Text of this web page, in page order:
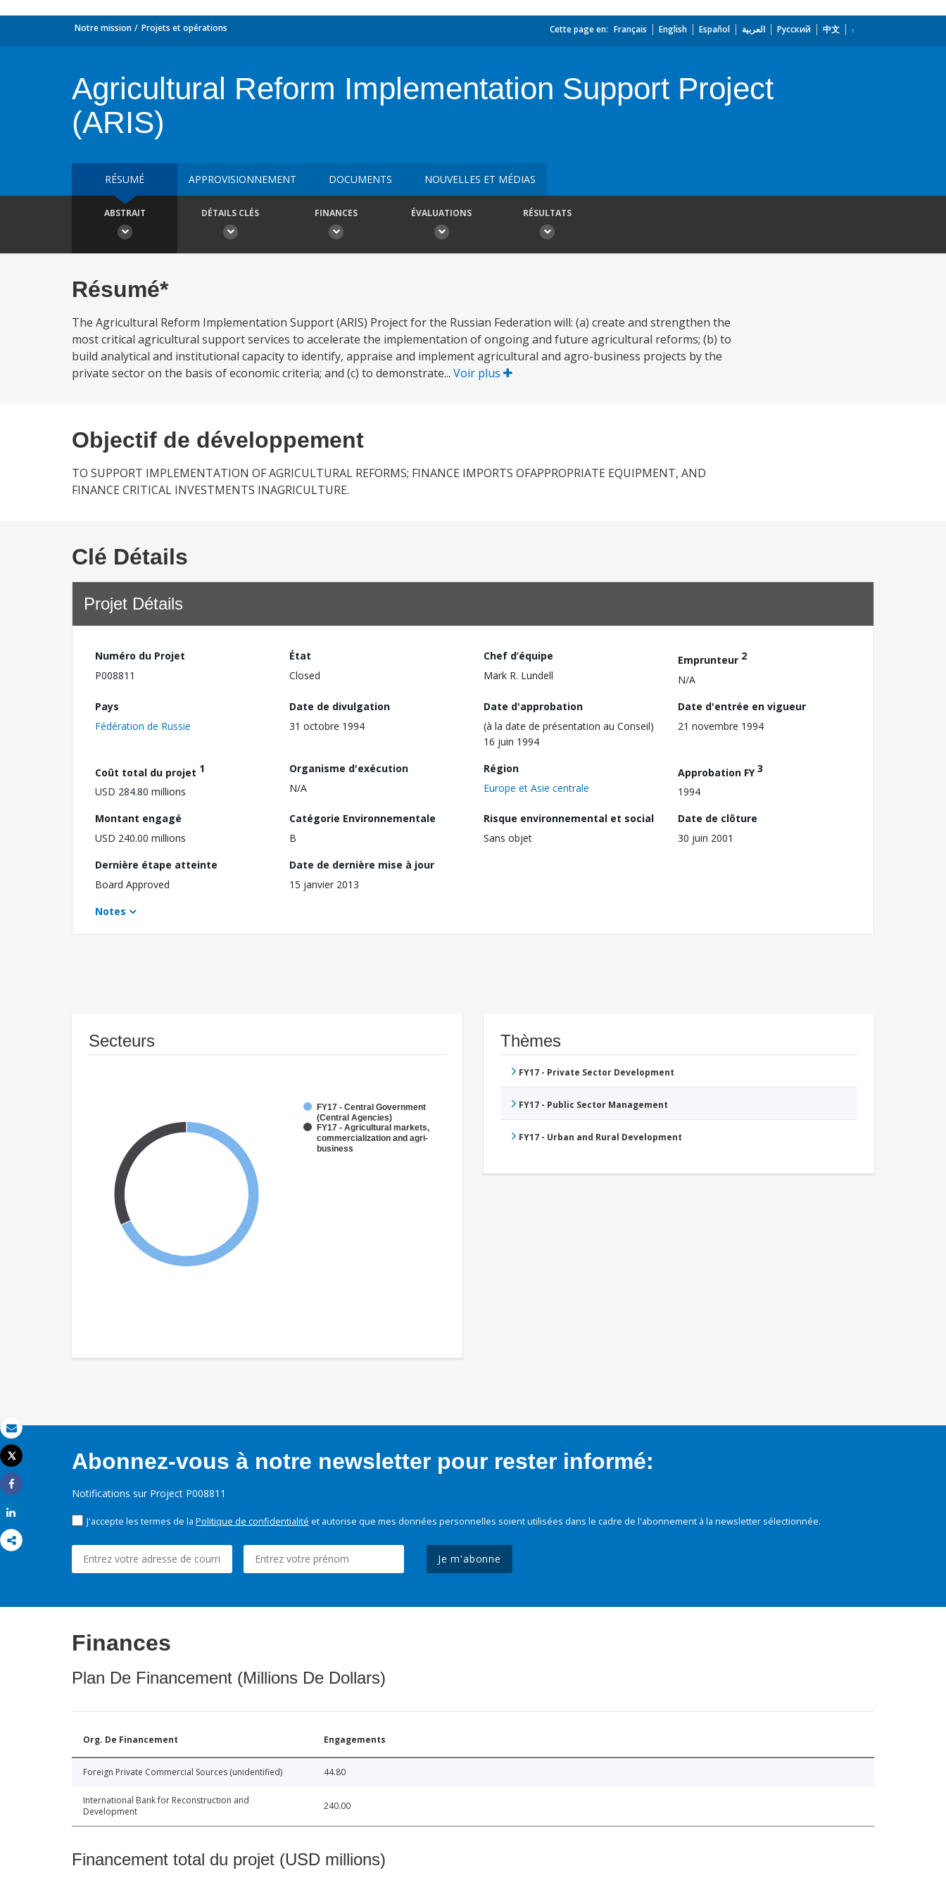
Email
Imprimer
Tweet
Share
Notre mission Projets et opérations Cette page en: Français English Español العربية Русский 中文
Agricultural Reform Implementation Support Project
(ARIS)
RÉSUMÉ APPROVISIONNEMENT DOCUMENTS NOUVELLES ET MÉDIAS
ABSTRAIT DÉTAILS CLÉS FINANCES ÉVALUATIONS RÉSULTATS
Résumé*
The Agricultural Reform Implementation Support (ARIS) Project for the Russian Federation will: (a) create and strengthen the
most critical agricultural support services to accelerate the implementation of ongoing and future agricultural reforms; (b) to
build analytical and institutional capacity to identify, appraise and implement agricultural and agro-business projects by the
private sector on the basis of economic criteria; and (c) to demonstrate... Voir plus
Objectif de développement
TO SUPPORT IMPLEMENTATION OF AGRICULTURAL REFORMS; FINANCE IMPORTS OFAPPROPRIATE EQUIPMENT, AND
FINANCE CRITICAL INVESTMENTS INAGRICULTURE.
Clé Détails
Projet Détails
Numéro du Projet
P008811
État
Closed
Chef d’équipe
Mark R. Lundell
Emprunteur 2
N/A
Pays
Fédération de Russie
Date de divulgation
31 octobre 1994
Date d'approbation
(à la date de présentation au Conseil)
16 juin 1994
Date d'entrée en vigueur
21 novembre 1994
Coût total du projet 1
USD 284.80 millions
Organisme d'exécution
N/A
Région
Europe et Asie centrale
Approbation FY3
1994
Montant engagé
USD 240.00 millions
Catégorie Environnementale
B
Risque environnemental et social
Sans objet
Date de clôture
30 juin 2001
Dernière étape atteinte
Board Approved
Date de dernière mise à jour
15 janvier 2013
Notes
Secteurs
FY17 - Central Government
(Central Agencies)
FY17 - Agricultural markets,
commercialization and agri-
business
Thèmes
FY17 - Private Sector Development
FY17 - Public Sector Management
FY17 - Urban and Rural Development
Abonnez-vous à notre newsletter pour rester informé:
Notifications sur Project P008811
J'accepte les termes de la Politique de confidentialité et autorise que mes données personnelles soient utilisées dans le cadre de l'abonnement à la newsletter sélectionnée.
Je m'abonne
Finances
Plan De Financement (Millions De Dollars)
Org. De Financement Engagements
Foreign Private Commercial Sources (unidentified) 44.80
International Bank for Reconstruction and
Development
240.00
Financement total du projet (USD millions)